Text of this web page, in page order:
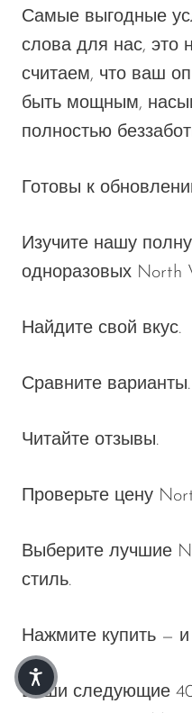
Самые выгодные
слова для нас, это
считаем, что ваш
быть мощным,
полностью
Готовы к
Изучите нашу
одноразовых North
Найдите свой вкус.
Сравните варианты.
Читайте отзывы.
Проверьте цену
Выберите лучшие
стиль.
Нажмите купить — и
Ваши следующие